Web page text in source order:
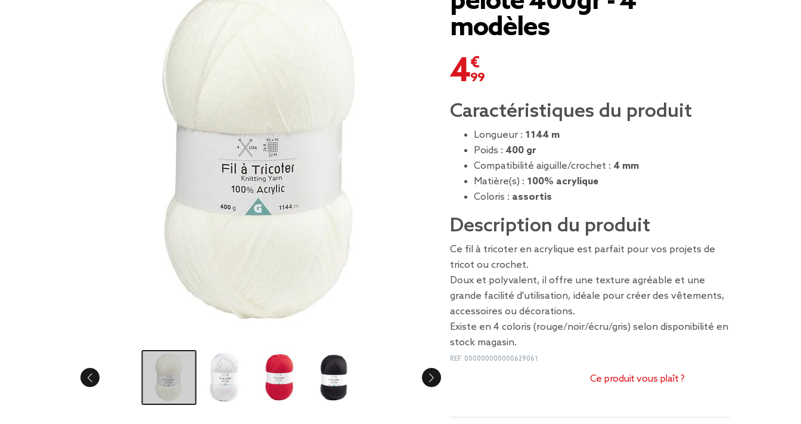
modèles
4,99 €
Caractéristiques du produit
Longueur : 1144 m
Poids : 400 gr
Compatibilité aiguille/crochet : 4 mm
Matière(s) : 100% acrylique
Coloris : assortis
Description du produit
Ce fil à tricoter en acrylique est parfait pour vos projets de
tricot ou crochet.
Doux et polyvalent, il offre une texture agréable et une
grande facilité d'utilisation, idéale pour créer des vêtements,
accessoires ou décorations.
Existe en 4 coloris (rouge/noir/écru/gris) selon disponibilité en
stock magasin.
REF. 000000000000629061
Ce produit vous plaît ?